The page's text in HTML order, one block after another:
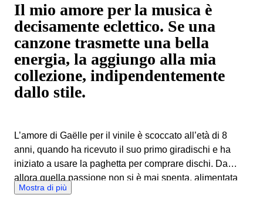
Il mio amore per la musica è
decisamente eclettico. Se una
canzone trasmette una bella
energia, la aggiungo alla mia
collezione, indipendentemente
dallo stile.
L’amore di Gaëlle per il vinile è scoccato all’età di 8
anni, quando ha ricevuto il suo primo giradischi e ha
iniziato a usare la paghetta per comprare dischi. Da
allora quella passione non si è mai spenta, alimentata
da un gusto eclettico per la musica. Questo profondo
Mostra di più